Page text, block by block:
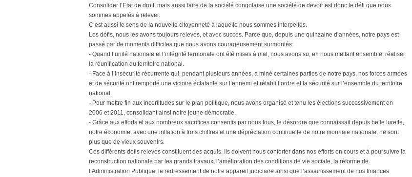
Consolider l’Etat de droit, mais aussi faire de la société congolaise une société de devoir est donc le défi que nous
sommes appelés à relever.
C’est aussi le sens de la nouvelle citoyenneté à laquelle nous sommes interpellés.
Les défis, nous les avons toujours relevés, et avec succès. Parce que, depuis une quinzaine d’années, notre pays est
passé par de moments difficiles que nous avons courageusement surmontés:
- Quand l’unité nationale et l’intégrité territoriale ont été mises à mal, nous avons su, en nous mettant ensemble, réaliser
la réunification du territoire national.
- Face à l’insécurité récurrente qui, pendant plusieurs années, a miné certaines parties de notre pays, nos forces armées
et de sécurité ont remporté une victoire éclatante sur l’ennemi et rétabli l’ordre et la sécurité sur l’ensemble du territoire
national.
- Pour mettre fin aux incertitudes sur le plan politique, nous avons organisé et tenu les élections successivement en
2006 et 2011, consolidant ainsi notre jeune démocratie.
- Grâce aux efforts et aux nombreux sacrifices consentis par nous tous, le désordre que connaissait depuis belle lurette,
notre économie, avec une inflation à trois chiffres et une dépréciation continuelle de notre monnaie nationale, ne sont
plus que de vieux souvenirs.
Ces différents défis relevés constituent des acquis. Ils doivent nous conforter dans nos efforts en cours et à poursuivre la
reconstruction nationale par les grands travaux, l’amélioration des conditions de vie sociale, la réforme de
l’Administration Publique, le redressement de notre appareil judiciaire ainsi que l’assainissement de nos finances